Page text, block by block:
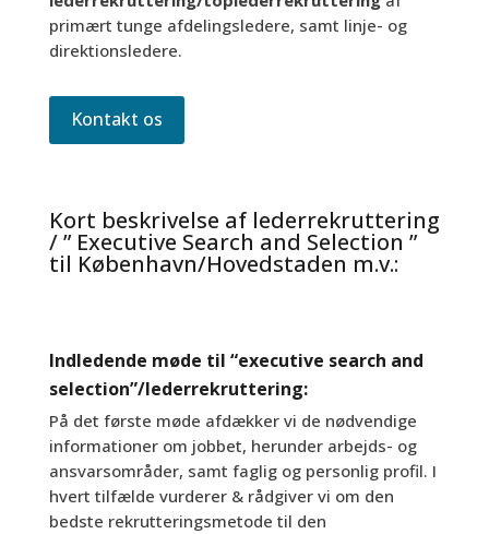
primært tunge afdelingsledere, samt linje- og
direktionsledere.
Kontakt os
Kort beskrivelse af lederrekruttering
/ ” Executive Search and Selection ”
til København/Hovedstaden m.v.:
Indledende møde til “executive search and
selection”/lederrekruttering:
På det første møde afdækker vi de nødvendige
informationer om jobbet, herunder arbejds- og
ansvarsområder, samt faglig og personlig profil. I
hvert tilfælde vurderer & rådgiver vi om den
bedste rekrutteringsmetode til den